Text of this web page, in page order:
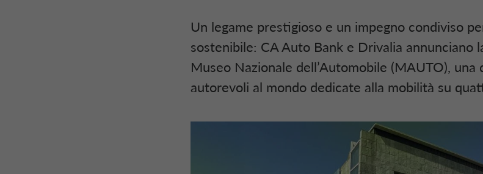
Un legame prestigioso e un impegno condiviso
sostenibile: CA Auto Bank e Drivalia annunciano
Museo Nazionale dell’Automobile (MAUTO),
autorevoli al mondo dedicate alla mobilità su